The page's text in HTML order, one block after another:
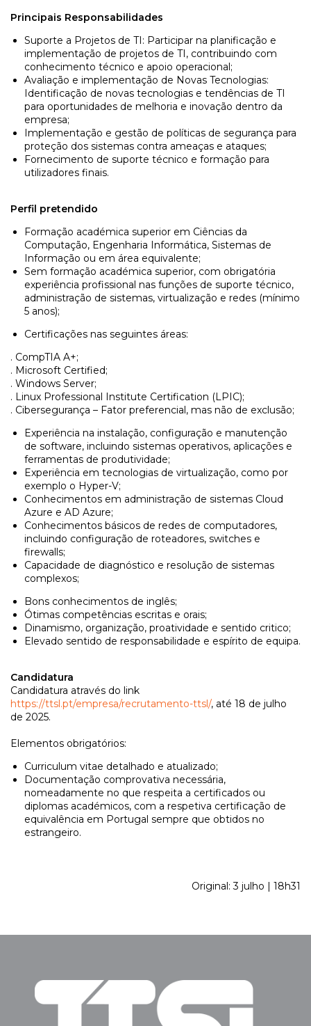
Principais Responsabilidades
Suporte a Projetos de TI: Participar na planificação e
implementação de projetos de TI, contribuindo com
conhecimento técnico e apoio operacional;
Avaliação e implementação de Novas Tecnologias:
Identificação de novas tecnologias e tendências de TI
para oportunidades de melhoria e inovação dentro da
empresa;
Implementação e gestão de políticas de segurança para
proteção dos sistemas contra ameaças e ataques;
Fornecimento de suporte técnico e formação para
utilizadores finais.
Perfil pretendido
Formação académica superior em Ciências da
Computação, Engenharia Informática, Sistemas de
Informação ou em área equivalente;
Sem formação académica superior, com obrigatória
experiência profissional nas funções de suporte técnico,
administração de sistemas, virtualização e redes (mínimo
5 anos);
Certificações nas seguintes áreas:
. CompTIA A+;
. Microsoft Certified;
. Windows Server;
. Linux Professional Institute Certification (LPIC);
. Cibersegurança – Fator preferencial, mas não de exclusão;
Experiência na instalação, configuração e manutenção
de software, incluindo sistemas operativos, aplicações e
ferramentas de produtividade;
Experiência em tecnologias de virtualização, como por
exemplo o Hyper-V;
Conhecimentos em administração de sistemas Cloud
Azure e AD Azure;
Conhecimentos básicos de redes de computadores,
incluindo configuração de roteadores, switches e
firewalls;
Capacidade de diagnóstico e resolução de sistemas
complexos;
Bons conhecimentos de inglês;
Ótimas competências escritas e orais;
Dinamismo, organização, proatividade e sentido critico;
Elevado sentido de responsabilidade e espírito de equipa.
Candidatura
Candidatura através do link
https://ttsl.pt/empresa/recrutamento-ttsl/, até 18 de julho
de 2025.
Elementos obrigatórios:
Curriculum vitae detalhado e atualizado;
Documentação comprovativa necessária,
nomeadamente no que respeita a certificados ou
diplomas académicos, com a respetiva certificação de
equivalência em Portugal sempre que obtidos no
estrangeiro.
Original: 3 julho | 18h31